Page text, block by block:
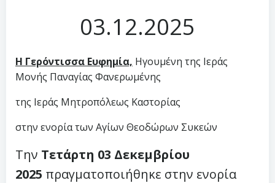
03.12.2025
Η Γερόντισσα Ευφημία, Ηγουμένη της Ιεράς
Μονής Παναγίας Φανερωμένης
της Ιεράς Μητροπόλεως Καστορίας
στην ενορία των Αγίων Θεοδώρων Συκεών
Την Τετάρτη 03 Δεκεμβρίου
2025 πραγματοποιήθηκε στην ενορία